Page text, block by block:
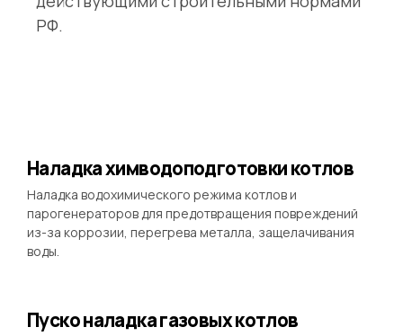
РФ.
Наладка химводоподготовки котлов
Наладка водохимического режима котлов и
парогенераторов для предотвращения повреждений
из-за коррозии, перегрева металла, защелачивания
воды.
Пуско наладка газовых котлов